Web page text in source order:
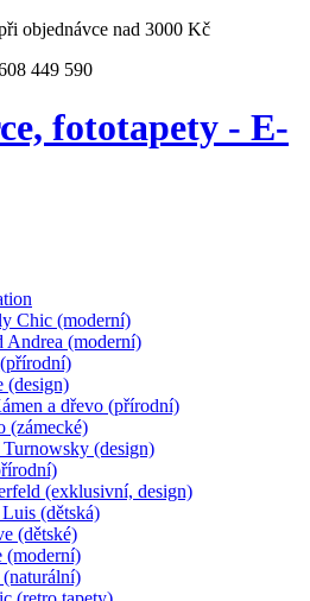
objednávce nad 3000 Kč
449 590
fototapety - E-
Chic (moderní)
Andrea (moderní)
(design)
a dřevo (přírodní)
(zámecké)
(design)
(exklusivní, design)
(dětská)
(dětské)